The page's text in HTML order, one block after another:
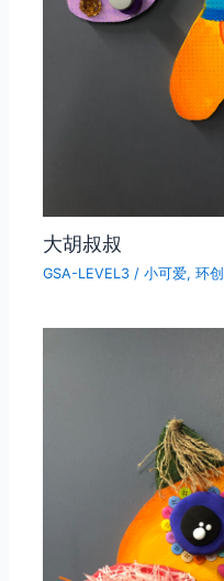
大胡叔叔
GSA-LEVEL3 /小可爱,环创